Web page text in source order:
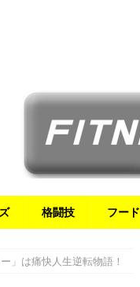
格闘技 フード
」は痛快人生逆転物語！